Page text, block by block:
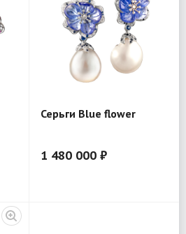
Серьги Blue flower
1 480 000 ₽